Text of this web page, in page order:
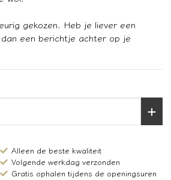
gekozen. Heb je liever een
een berichtje achter op je
Alleen de beste kwaliteit
Volgende werkdag verzonden
Gratis ophalen tijdens de openingsuren